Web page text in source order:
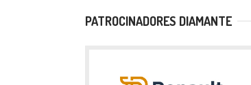
PATROCINADORES DIAMANTE